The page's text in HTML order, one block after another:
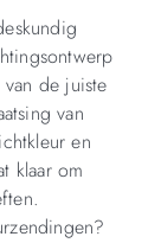
de juiste
van
en
klaar om